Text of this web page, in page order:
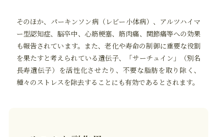
そのほか、パーキンソン病（レビー小体病）、アルツハイマ
ー型認知症、脳卒中、心筋梗塞、筋肉痛、関節痛等への効果
も報告されています。また、老化や寿命の制御に重要な役割
を果たすと考えられている遺伝子、「サーチュイン」（別名
長寿遺伝子）を活性化させたり、不要な脂肪を取り除く、
種々のストレスを除去することにも有効であるとされます。